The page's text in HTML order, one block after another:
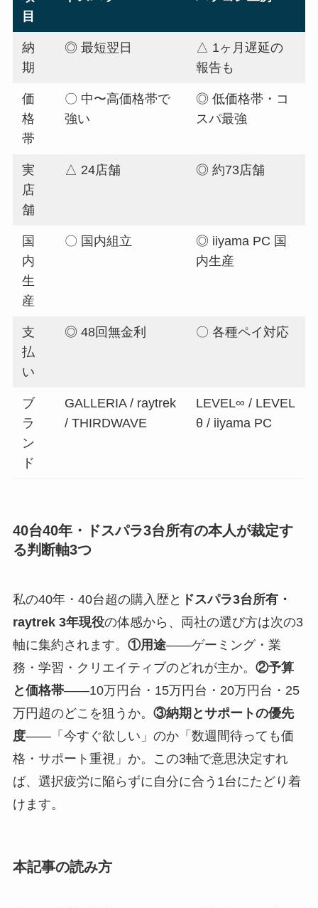
目
納
期
◎ 最短翌日
△ 1ヶ月遅延の
報告も
価
格
帯
〇 中〜高価格帯で
強い
◎ 低価格帯・コ
スパ最強
実
店
舗
△ 24店舗 ◎ 約73店舗
国
内
生
産
〇 国内組立
◎ iiyama PC 国
内生産
支
払
い
◎ 48回無金利 〇 各種ペイ対応
ブ
ラ
ン
ド
GALLERIA / raytrek
/ THIRDWAVE
LEVEL∞ / LEVEL
θ / iiyama PC
40台40年・ドスパラ3台所有の本人が裁定す
る判断軸3つ
私の40年・40台超の購入歴と ドスパラ3台所有・
raytrek 3年現役の体感から、両社の選び方は次の3
軸に集約されます。 ①用途——ゲーミング・業
務・学習・クリエイティブのどれが主か。 ②予算
と価格帯——10万円台・15万円台・20万円台・25
万円超のどこを狙うか。 ③納期とサポートの優先
度——「今すぐ欲しい」のか「数週間待っても価
格・サポート重視」か。この3軸で意思決定すれ
ば、選択疲労に陥らずに自分に合う1台にたどり着
けます。
本記事の読み方